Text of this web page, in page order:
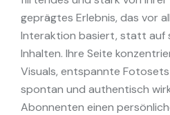
geprägtes Erlebnis, das vor
Interaktion basiert, statt auf
Inhalten. Ihre Seite
Visuals, entspannte
spontan und authentisch
Abonnenten einen